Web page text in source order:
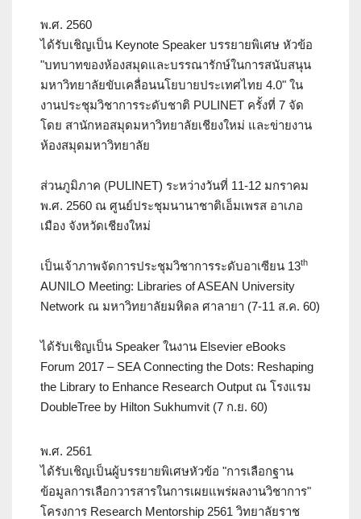
พ.ศ. 2560
ได้รับเชิญเป็น Keynote Speaker บรรยายพิเศษ หัวข้อ
"บทบาทของห้องสมุดและบรรณารักษ์ในการสนับสนุน
มหาวิทยาลัยขับเคลื่อนนโยบายประเทศไทย 4.0" ใน
งานประชุมวิชาการระดับชาติ PULINET ครั้งที่ 7 จัด
โดย สานักหอสมุดมหาวิทยาลัยเชียงใหม่ และข่ายงาน
ห้องสมุดมหาวิทยาลัย
ส่วนภูมิภาค (PULINET) ระหว่างวันที่ 11-12 มกราคม
พ.ศ. 2560 ณ ศูนย์ประชุมนานาชาติเอ็มเพรส อาเภอ
เมือง จังหวัดเชียงใหม่
เป็นเจ้าภาพจัดการประชุมวิชาการระดับอาเซียน 13th
AUNILO Meeting: Libraries of ASEAN University
Network ณ มหาวิทยาลัยมหิดล ศาลายา (7-11 ส.ค. 60)
ได้รับเชิญเป็น Speaker ในงาน Elsevier eBooks
Forum 2017 – SEA Connecting the Dots: Reshaping
the Library to Enhance Research Output ณ โรงแรม
DoubleTree by Hilton Sukhumvit (7 ก.ย. 60)
พ.ศ. 2561
ได้รับเชิญเป็นผู้บรรยายพิเศษหัวข้อ "การเลือกฐาน
ข้อมูลการเลือกวารสารในการเผยแพร่ผลงานวิชาการ"
โครงการ Research Mentorship 2561 วิทยาลัยราช